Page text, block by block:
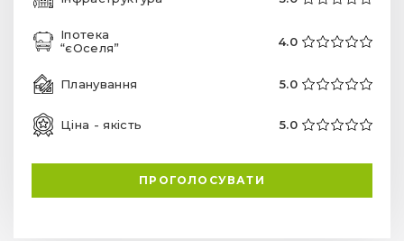
Іпотека
“єОселя”
4.0
Планування 5.0
Ціна - якість 5.0
ПРОГОЛОСУВАТИ